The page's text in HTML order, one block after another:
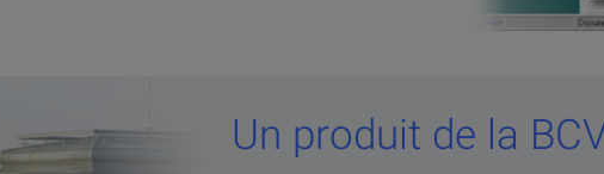
Un produit de la